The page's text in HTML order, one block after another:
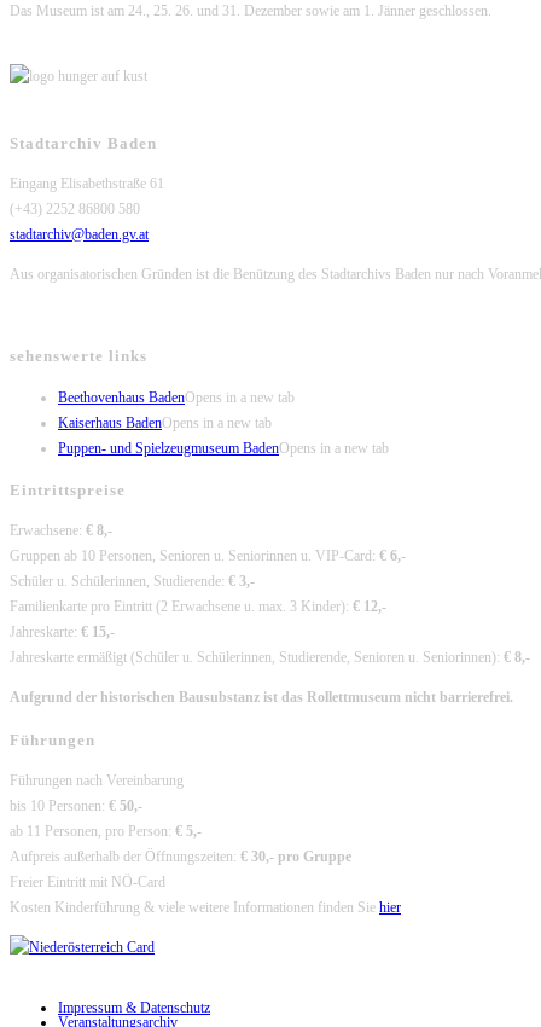
Das Museum ist am 24., 25. 26. und 31. Dezember sowie am 1. Jänner geschlossen.
Stadtarchiv Baden
Eingang Elisabethstraße 61
(+43) 2252 86800 580
stadtarchiv@baden.gv.at
Aus organisatorischen Gründen ist die Benützung des Stadtarchivs Baden nur nach
sehenswerte links
Beethovenhaus BadenOpens in a new tab
Kaiserhaus BadenOpens in a new tab
Puppen- und Spielzeugmuseum BadenOpens in a new tab
Eintrittspreise
Erwachsene: € 8,-
Gruppen ab 10 Personen, Senioren u. Seniorinnen u. VIP-Card: € 6,-
Schüler u. Schülerinnen, Studierende: € 3,-
Familienkarte pro Eintritt (2 Erwachsene u. max. 3 Kinder): € 12,-
Jahreskarte: € 15,-
Jahreskarte ermäßigt (Schüler u. Schülerinnen, Studierende, Senioren u. Seniorinnen): € 8,-
Aufgrund der historischen Bausubstanz ist das Rollettmuseum nicht barrierefrei.
Führungen
Führungen nach Vereinbarung
bis 10 Personen: € 50,-
ab 11 Personen, pro Person: € 5,-
Aufpreis außerhalb der Öffnungszeiten: € 30,- pro Gruppe
Freier Eintritt mit NÖ-Card
Kosten Kinderführung & viele weitere Informationen finden Sie hier
Impressum & Datenschutz
Veranstaltungsarchiv